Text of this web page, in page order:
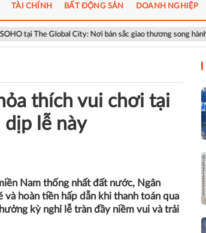
City: Nơi bản sắc giao thương song hành nhịp sống toàn
TÀI CHÍNH BẤT ĐỘNG SẢN DOANH NGHIỆP
thích vui chơi tại
dịp lễ này
Nam thống nhất đất nước, Ngân
và hoàn tiền hấp dẫn khi thanh toán qua
kỳ nghỉ lễ tràn đầy niềm vui và trải